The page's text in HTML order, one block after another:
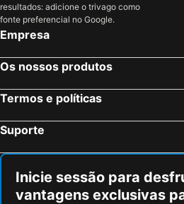
resultados: adicione o trivago como
fonte preferencial no Google.
Empresa
Os nossos produtos
Termos e políticas
Suporte
Inicie sessão para
vantagens exclusivas